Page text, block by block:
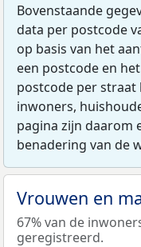
Bovenstaande
data per postcode
op basis van het
een postcode en
postcode per straat
inwoners,
pagina zijn daarom
benadering van de
Vrouwen en
67% van de
geregistreerd.